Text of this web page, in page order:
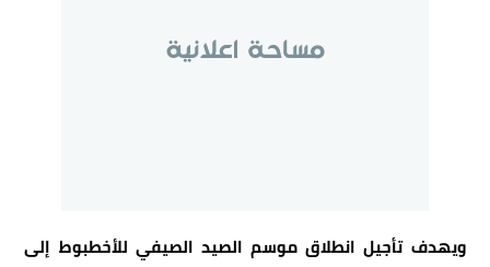
ويهدف تأجيل انطلاق موسم الصيد الصيفي للأخطبوط إلى